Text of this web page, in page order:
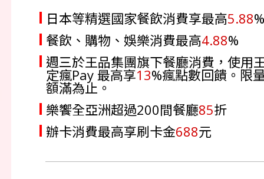
日本等精選國家餐飲消費享最高5.88
餐飲、購物、娛樂消費最高4.88%
週三於王品集團旗下餐廳消費，使用
定瘋Pay 最高享13%瘋點數回饋。限
額滿為止。
樂饗全亞洲超過200間餐廳85折
辦卡消費最高享刷卡金688元